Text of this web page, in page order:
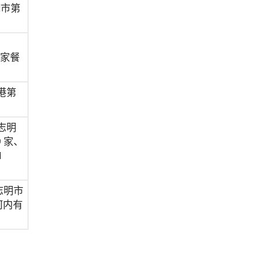
第
餐
第
明
、
明市
内有